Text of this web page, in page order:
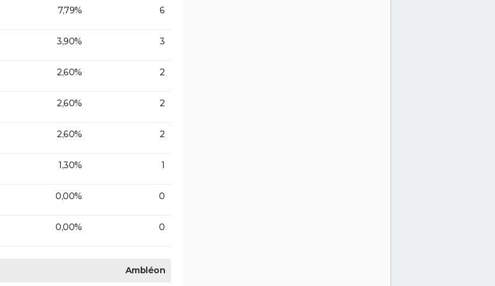
7,79% 6
3,90% 3
2,60% 2
2,60% 2
2,60% 2
1,30% 1
0,00% 0
0,00% 0
Ambléon